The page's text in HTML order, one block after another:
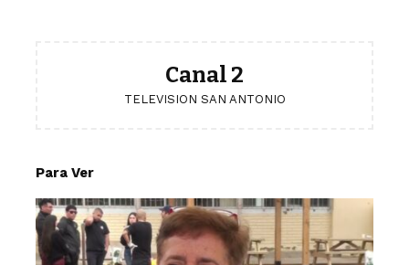
Canal 2
TELEVISION SAN ANTONIO
Para Ver